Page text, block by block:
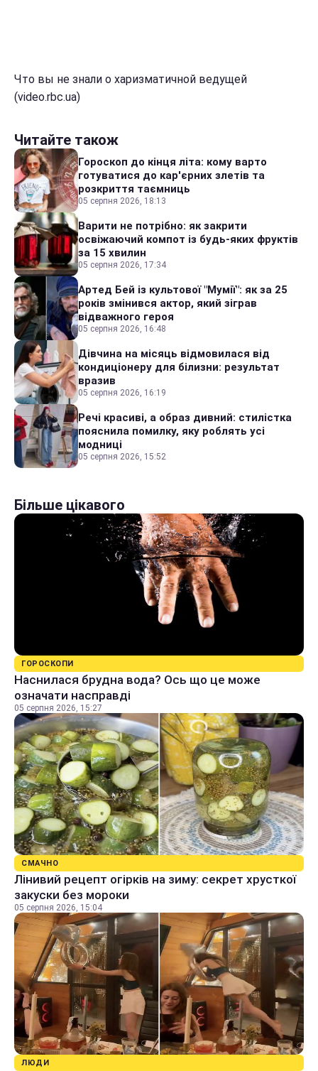
Что вы не знали о харизматичной ведущей
(video.rbc.ua)
Читайте також
Гороскоп до кінця літа: кому варто
готуватися до кар'єрних злетів та
розкриття таємниць
05 серпня 2026, 18:13
Варити не потрібно: як закрити
освіжаючий компот із будь-яких фруктів
за 15 хвилин
05 серпня 2026, 17:34
Артед Бей із культової "Мумії": як за 25
років змінився актор, який зіграв
відважного героя
05 серпня 2026, 16:48
Дівчина на місяць відмовилася від
кондиціонеру для білизни: результат
вразив
05 серпня 2026, 16:19
Речі красиві, а образ дивний: стилістка
пояснила помилку, яку роблять усі
модниці
05 серпня 2026, 15:52
Більше цікавого
ГОРОСКОПИ
Наснилася брудна вода? Ось що це може
означати насправді
05 серпня 2026, 15:27
СМАЧНО
Лінивий рецепт огірків на зиму: секрет хрусткої
закуски без мороки
05 серпня 2026, 15:04
ЛЮДИ